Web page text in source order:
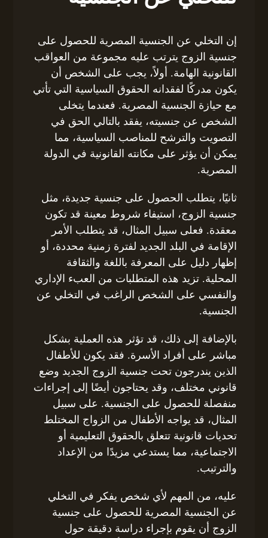
إن التخلي عن الجنسية المصرية للحصول على
جنسية الزوج يترتب عليه مجموعة من العواقب
القانونية الهامة. أولاً، يجب على الشخص أن
يكون مدركًا لفقدانه الحقوق السياسية التي تأتي
مع حيازة الجنسية المصرية. فعندما يتخلى
الشخص عن جنسيته، يفقد بالتالي الحق في
التصويت والترشح للمناصب السياسية، مما
يمكن أن يؤثر على مكانته القانونية في الدولة
المصرية.
ثانيًا، يتطلب الحصول على جنسية جديدة، مثل
جنسية الزوج، استيفاء شروط معينة قد تكون
معقدة. فعلى سبيل المثال، قد يتطلب الأمر
الإقامة في البلد الجديد لفترة زمنية محددة، أو
إظهار دليل على المعرفة باللغة والثقافة
المحلية. تزيد هذه المتطلبات من العبء الإداري
والنفسي على الشخص الراغب في التخلي عن
الجنسية.
بالإضافة إلى ذلك، قد تؤثر هذه العملية بشكل
مباشر على أفراد الأسرة. فقد يكون للأطفال
الذين يندرجون تحت جنسية الزوج الجديد وضع
قانوني مختلف، وقد يحتاجون أيضًا إلى إجراءات
منفصلة للحصول على الجنسية. على سبيل
المثال، قد يواجه الأطفال من الزواج المختلط
تحديات قانونية تتعلق بالحقوق التعليمية أو
الاجتماعية، مما يستدعي مزيدًا من الإعداد
والترتيب.
عليه، من المهم لأي شخص يفكر في التخلي
عن الجنسية المصرية للحصول على جنسية
الزوج أن يقوم بإجراء دراسة دقيقة حول